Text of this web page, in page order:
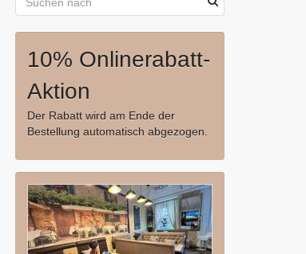
10% Onlinerabatt-
Aktion
Der Rabatt wird am Ende der
Bestellung automatisch abgezogen.